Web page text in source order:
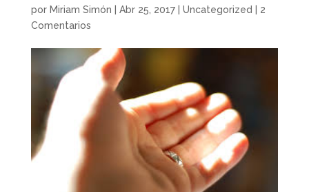
por Miriam Simón Abr 25, 2017| Uncategorized
2
Comentarios